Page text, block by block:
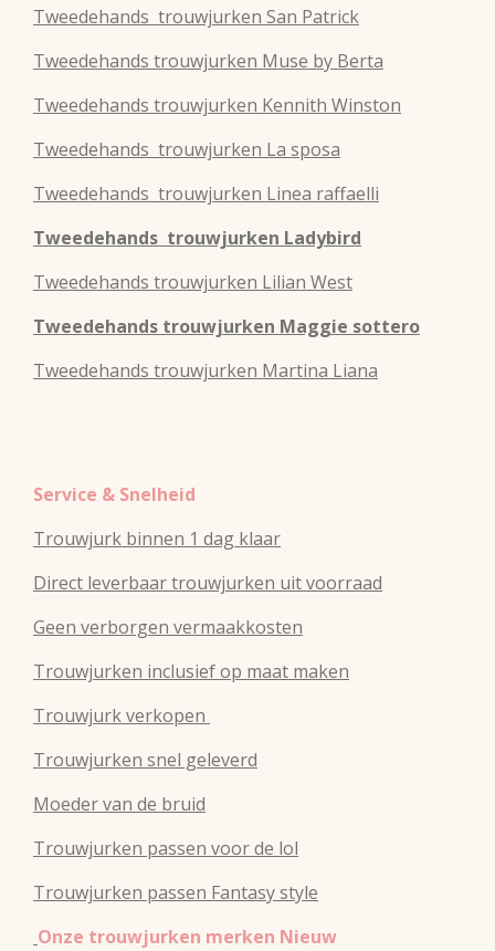
Tweedehands trouwjurken San Patrick
Tweedehands trouwjurken Muse by Berta
Tweedehands trouwjurken Kennith Winston
Tweedehands trouwjurken La sposa
Tweedehands trouwjurken Linea raffaelli
Tweedehands trouwjurken Ladybird
Tweedehands trouwjurken Lilian West
Tweedehands trouwjurken Maggie sottero
Tweedehands trouwjurken Martina Liana
Service & Snelheid
Trouwjurk binnen 1 dag klaar
Direct leverbaar trouwjurken uit voorraad
Geen verborgen vermaakkosten
Trouwjurken inclusief op maat maken
Trouwjurk verkopen
Trouwjurken snel geleverd
Moeder van de bruid
Trouwjurken passen voor de lol
Trouwjurken passen Fantasy style
Onze trouwjurken merken Nieuw